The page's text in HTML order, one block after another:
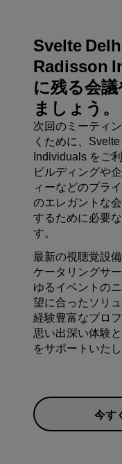
Svelte
Radisson
に残る会
ましょう。
次回のミーティ
くために、
Individuals をご
ビルディングや
ィーなどのプラ
のエレガントな
するために必要
す。
最新の視聴覚設
ケータリングサ
ゆるイベントの
望に合ったソリ
経験豊富なプロ
思い出深い体験
をサポートいたし
今す